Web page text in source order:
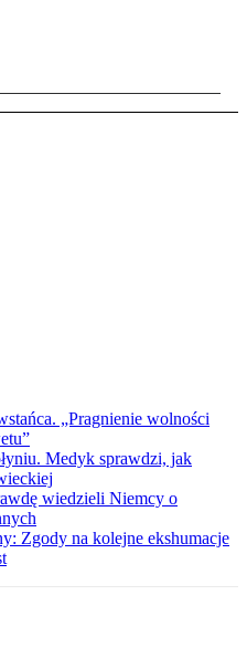
„Pragnienie wolności
Medyk sprawdzi, jak
wiedzieli Niemcy o
Zgody na kolejne ekshumacje